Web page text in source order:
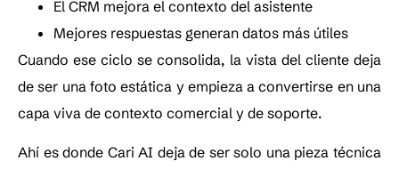
El CRM mejora el contexto del asistente
Mejores respuestas generan datos más útiles
Cuando ese ciclo se consolida, la vista del cliente deja
de ser una foto estática y empieza a convertirse en una
capa viva de contexto comercial y de soporte.
Ahí es donde Cari AI deja de ser solo una pieza técnica